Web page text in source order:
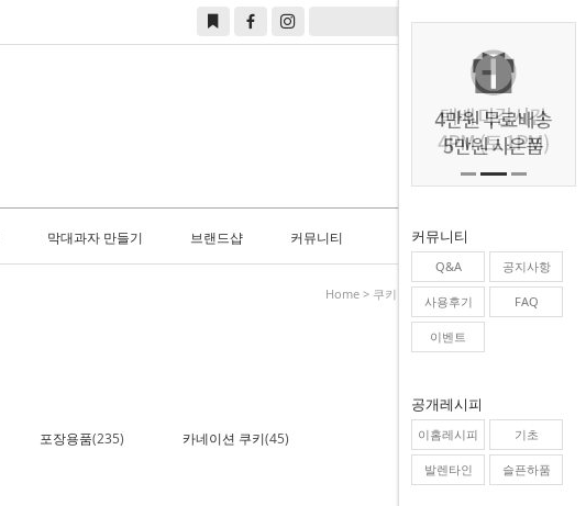
막대과자 만들기 브랜드샵 커뮤니티 커뮤니티
Q&A 공지사항
사용후기 FAQ
이벤트
공개레시피
이홈레시피 기초
발렌타인 슬픈하품
Home > 쿠키만들기 > 만들기키트
포장용품(235) 카네이션 쿠키(45)